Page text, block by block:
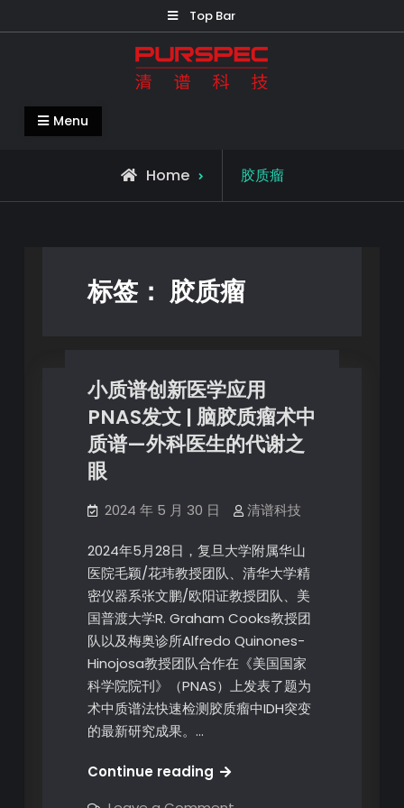
Top Bar
清谱科技中国官网-PURSPEC-让人类生
Menu
Home 胶质瘤
标签： 胶质瘤
小质谱创新医学应用
PNAS发文 | 脑胶质瘤术中
质谱—外科医生的代谢之
眼
2024 年 5 月 30 日 清谱科技
2024年5月28日，复旦大学附属华山
医院毛颖/花玮教授团队、清华大学精
密仪器系张文鹏/欧阳证教授团队、美
国普渡大学R. Graham Cooks教授团
队以及梅奥诊所Alfredo Quinones-
Hinojosa教授团队合作在《美国国家
科学院院刊》（PNAS）上发表了题为
术中质谱法快速检测胶质瘤中IDH突变
的最新研究成果。…
Continue reading